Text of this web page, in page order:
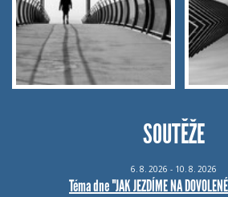
SOUTĚŽE
6. 8. 2026 - 10. 8. 2026
Téma dne "JAK JEZDÍME NA